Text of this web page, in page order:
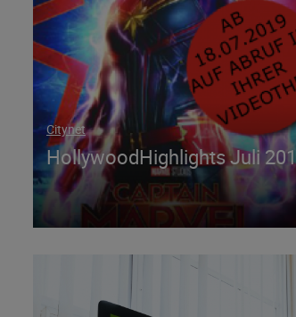
Citynet
HollywoodHighlights Juli